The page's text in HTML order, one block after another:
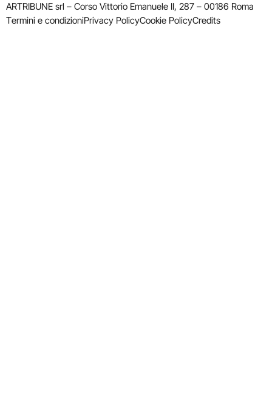
ARTRIBUNE srl – Corso Vittorio Emanuele II, 287 – 00186 Roma
Termini e condizioniPrivacy PolicyCookie PolicyCredits